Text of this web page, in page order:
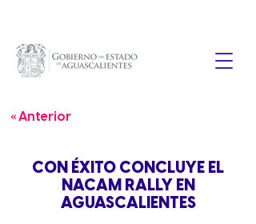
« Anterior
CON ÉXITO CONCLUYE EL
NACAM RALLY EN
AGUASCALIENTES